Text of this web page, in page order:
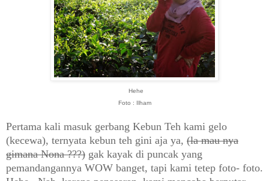
Hehe
Foto : Ilham
Pertama kali masuk gerbang Kebun Teh kami gelo
(kecewa), ternyata kebun teh gini aja ya, (la mau nya
gimana Nona ???) gak kayak di puncak yang
pemandangannya WOW banget, tapi kami tetep foto- foto.